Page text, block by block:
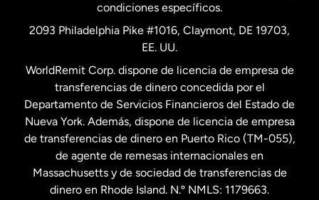
Países Bajos
Suecia
condiciones específicos.
2093 Philadelphia Pike #1016, Claymont, DE 19703,
EE. UU.
WorldRemit Corp. dispone de licencia de empresa de
transferencias de dinero concedida por el
Departamento de Servicios Financieros del Estado de
Nueva York. Además, dispone de licencia de empresa
de transferencias de dinero en Puerto Rico (TM-055),
de agente de remesas internacionales en
Massachusetts y de sociedad de transferencias de
dinero en Rhode Island. N.º NMLS: 1179663.